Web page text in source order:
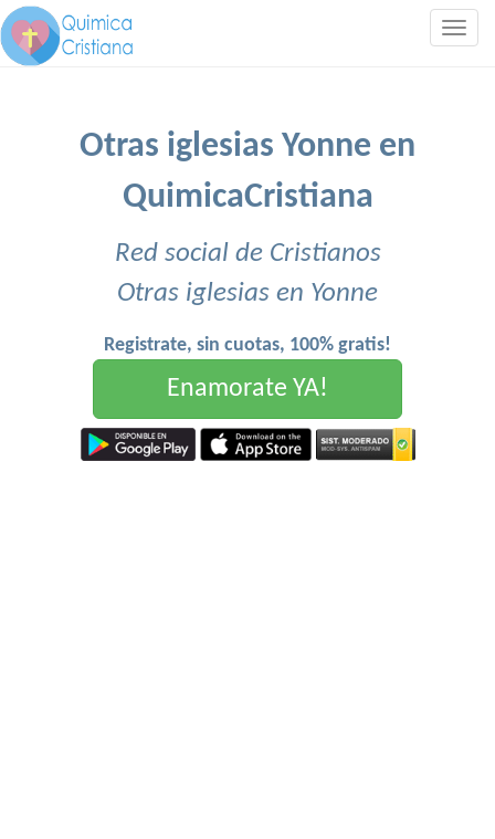
Otras iglesias Yonne en
QuimicaCristiana
Red social de Cristianos
Otras iglesias en Yonne
Registrate, sin cuotas, 100% gratis!
Enamorate YA!